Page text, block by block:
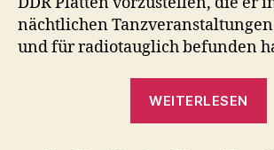
nächtlichen
und für radiotauglich befunden
WEITERLESEN